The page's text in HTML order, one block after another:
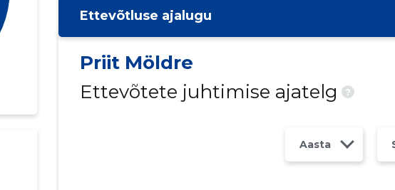
Ettevõtluse ajalugu
Priit Möldre
Ettevõtete juhtimise ajatelg
?
Aasta